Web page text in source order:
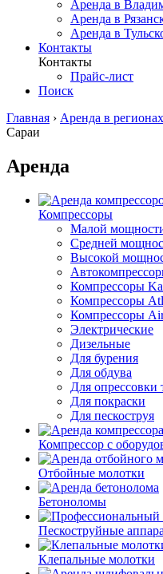
Аренда в
Аренда в
Аренда в
Контакты
Контакты
Прайс-лист
Поиск
Главная › Аренда в регионах
Сараи
Аренда
Компрессоры
Малой
Средней
Высокой
Компрессоры
Компрессоры
Компрессоры
Электрические
Дизельные
Для бурения
Для обдува
Для опрессовки
Для покраски
Для пескоструя
Компрессор с
Отбойные молотки
Бетоноломы
Пескоструйные
Клепальные молотки